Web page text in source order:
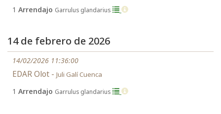
1 Arrendajo Garrulus glandarius
14 de febrero de 2026
14/02/2026 11:36:00
EDAR Olot - Juli Galí Cuenca
1 Arrendajo Garrulus glandarius